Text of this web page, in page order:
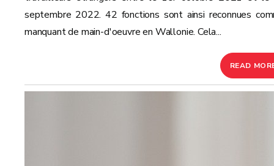
septembre 2022. 42 fonctions sont ainsi reconnues
manquant de main-d'oeuvre en Wallonie. Cela...
READ